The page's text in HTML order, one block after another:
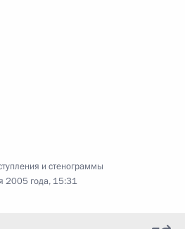
и стенограммы
2005 года, 15:31